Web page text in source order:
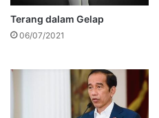
Terang dalam Gelap
06/07/2021